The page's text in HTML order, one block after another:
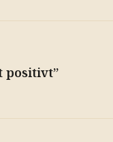
positivt”